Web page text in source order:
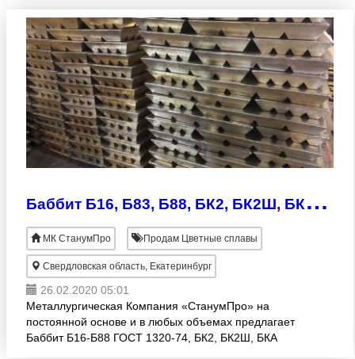
Б
аббит Б16, Б83, Б88, БК2, БК2Ш, БКА - предлагаем по минимальной цене
МК СтанумПро Продам Цветные сплавы
Свердловская область, Екатеринбург
26.02.2020 05:01
Металлургическая Компания «СтанумПро» на
постоянной основе и в любых объемах предлагает
Баббит Б16-Б88 ГОСТ 1320-74, БК2, БК2Ш, БКА